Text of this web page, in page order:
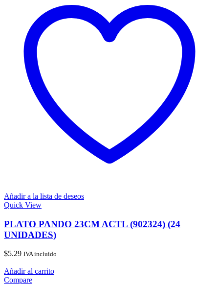
Añadir a la lista de deseos
Quick View
PLATO PANDO 23CM ACTL (902324) (24
UNIDADES)
$5.29 IVA incluido
Añadir al carrito
Compare